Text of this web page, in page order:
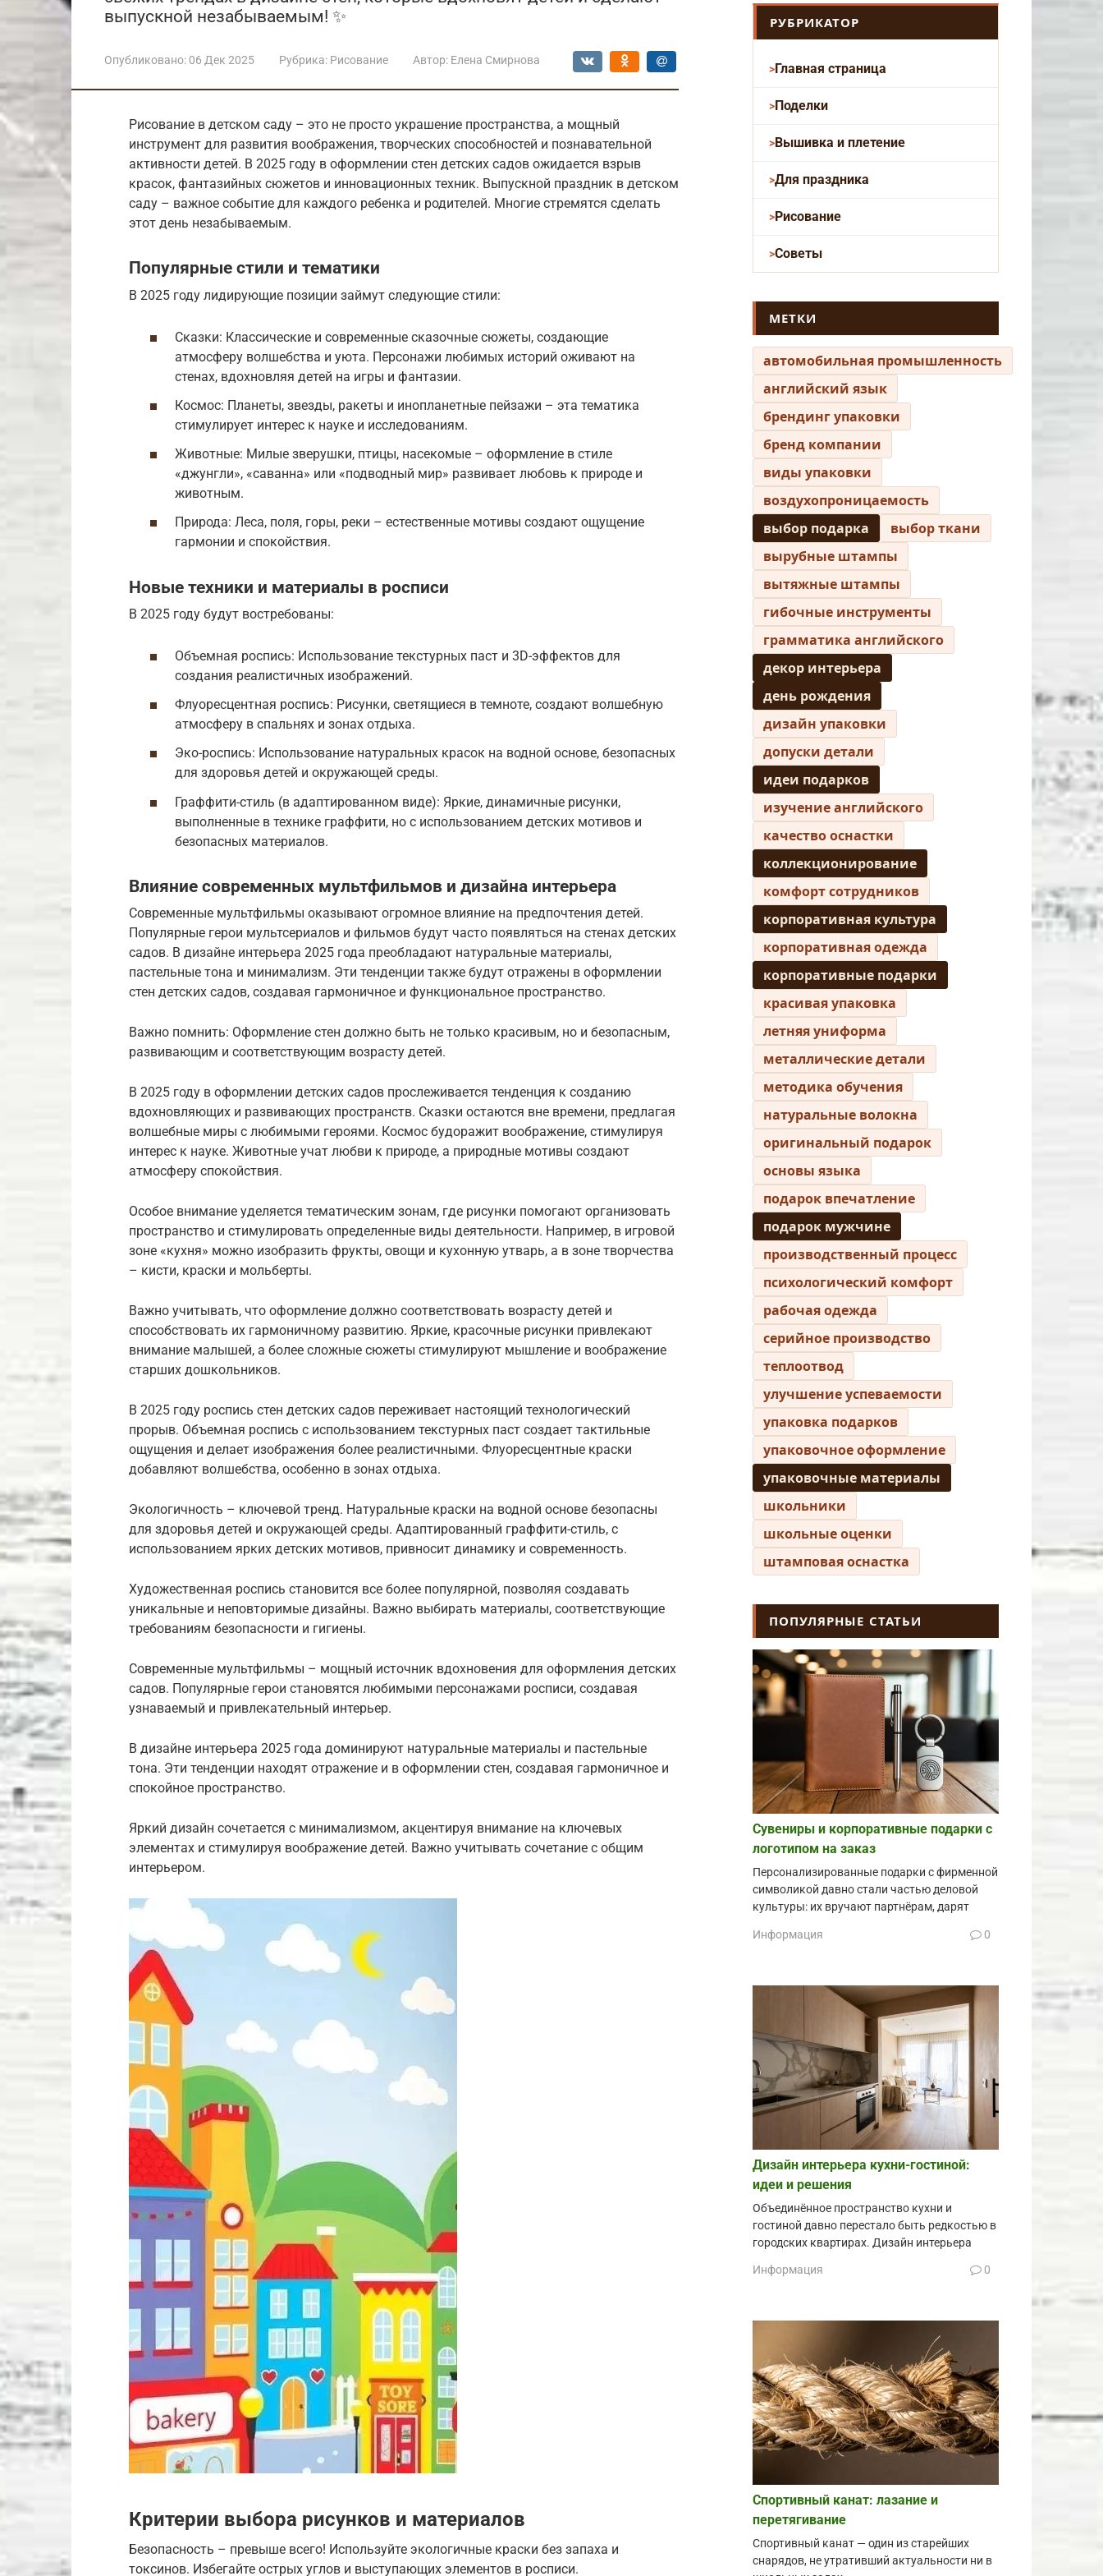
выпускной незабываемым! ✨
Опубликовано: 06 Дек 2025 Рубрика: Рисование Автор: Елена Смирнова
Рисование в детском саду – это не просто украшение пространства, а мощный
инструмент для развития воображения, творческих способностей и познавательной
активности детей. В 2025 году в оформлении стен детских садов ожидается взрыв
красок, фантазийных сюжетов и инновационных техник. Выпускной праздник в детском
саду – важное событие для каждого ребенка и родителей. Многие стремятся сделать
этот день незабываемым.
Популярные стили и тематики
В 2025 году лидирующие позиции займут следующие стили:
Сказки: Классические и современные сказочные сюжеты, создающие
атмосферу волшебства и уюта. Персонажи любимых историй оживают на
стенах, вдохновляя детей на игры и фантазии.
Космос: Планеты, звезды, ракеты и инопланетные пейзажи – эта тематика
стимулирует интерес к науке и исследованиям.
Животные: Милые зверушки, птицы, насекомые – оформление в стиле
«джунгли», «саванна» или «подводный мир» развивает любовь к природе и
животным.
Природа: Леса, поля, горы, реки – естественные мотивы создают ощущение
гармонии и спокойствия.
Новые техники и материалы в росписи
В 2025 году будут востребованы:
Объемная роспись: Использование текстурных паст и 3D-эффектов для
создания реалистичных изображений.
Флуоресцентная роспись: Рисунки, светящиеся в темноте, создают волшебную
атмосферу в спальнях и зонах отдыха.
Эко-роспись: Использование натуральных красок на водной основе, безопасных
для здоровья детей и окружающей среды.
Граффити-стиль (в адаптированном виде): Яркие, динамичные рисунки,
выполненные в технике граффити, но с использованием детских мотивов и
безопасных материалов.
Влияние современных мультфильмов и дизайна интерьера
Современные мультфильмы оказывают огромное влияние на предпочтения детей.
Популярные герои мультсериалов и фильмов будут часто появляться на стенах детских
садов. В дизайне интерьера 2025 года преобладают натуральные материалы,
пастельные тона и минимализм. Эти тенденции также будут отражены в оформлении
стен детских садов, создавая гармоничное и функциональное пространство.
Важно помнить: Оформление стен должно быть не только красивым, но и безопасным,
развивающим и соответствующим возрасту детей.
В 2025 году в оформлении детских садов прослеживается тенденция к созданию
вдохновляющих и развивающих пространств. Сказки остаются вне времени, предлагая
волшебные миры с любимыми героями. Космос будоражит воображение, стимулируя
интерес к науке. Животные учат любви к природе, а природные мотивы создают
атмосферу спокойствия.
Особое внимание уделяется тематическим зонам, где рисунки помогают организовать
пространство и стимулировать определенные виды деятельности. Например, в игровой
зоне «кухня» можно изобразить фрукты, овощи и кухонную утварь, а в зоне творчества
– кисти, краски и мольберты.
Важно учитывать, что оформление должно соответствовать возрасту детей и
способствовать их гармоничному развитию. Яркие, красочные рисунки привлекают
внимание малышей, а более сложные сюжеты стимулируют мышление и воображение
старших дошкольников.
В 2025 году роспись стен детских садов переживает настоящий технологический
прорыв. Объемная роспись с использованием текстурных паст создает тактильные
ощущения и делает изображения более реалистичными. Флуоресцентные краски
добавляют волшебства, особенно в зонах отдыха.
Экологичность – ключевой тренд. Натуральные краски на водной основе безопасны
для здоровья детей и окружающей среды. Адаптированный граффити-стиль, с
использованием ярких детских мотивов, привносит динамику и современность.
Художественная роспись становится все более популярной, позволяя создавать
уникальные и неповторимые дизайны. Важно выбирать материалы, соответствующие
требованиям безопасности и гигиены.
Современные мультфильмы – мощный источник вдохновения для оформления детских
садов. Популярные герои становятся любимыми персонажами росписи, создавая
узнаваемый и привлекательный интерьер.
В дизайне интерьера 2025 года доминируют натуральные материалы и пастельные
тона. Эти тенденции находят отражение и в оформлении стен, создавая гармоничное и
спокойное пространство.
Яркий дизайн сочетается с минимализмом, акцентируя внимание на ключевых
элементах и стимулируя воображение детей. Важно учитывать сочетание с общим
интерьером.
Критерии выбора рисунков и материалов
Безопасность – превыше всего! Используйте экологичные краски без запаха и
токсинов. Избегайте острых углов и выступающих элементов в росписи.
РУБРИКАТОР
Главная страница
Поделки
Вышивка и плетение
Для праздника
Рисование
Советы
МЕТКИ
автомобильная промышленность
английский язык
брендинг упаковки
бренд компании
виды упаковки
воздухопроницаемость
выбор подарка
выбор ткани
вырубные штампы
вытяжные штампы
гибочные инструменты
грамматика английского
декор интерьера
день рождения
дизайн упаковки
допуски детали
идеи подарков
изучение английского
качество оснастки
коллекционирование
комфорт сотрудников
корпоративная культура
корпоративная одежда
корпоративные подарки
красивая упаковка
летняя униформа
металлические детали
методика обучения
натуральные волокна
оригинальный подарок
основы языка
подарок впечатление
подарок мужчине
производственный процесс
психологический комфорт
рабочая одежда
серийное производство
теплоотвод
улучшение успеваемости
упаковка подарков
упаковочное оформление
упаковочные материалы
школьники
школьные оценки
штамповая оснастка
ПОПУЛЯРНЫЕ СТАТЬИ
Сувениры и корпоративные подарки с
логотипом на заказ
Персонализированные подарки с фирменной
символикой давно стали частью деловой
культуры: их вручают партнёрам, дарят
Информация 0
Дизайн интерьера кухни-гостиной:
идеи и решения
Объединённое пространство кухни и
гостиной давно перестало быть редкостью в
городских квартирах. Дизайн интерьера
Информация 0
Спортивный канат: лазание и
перетягивание
Спортивный канат — один из старейших
снарядов, не утративший актуальности ни в